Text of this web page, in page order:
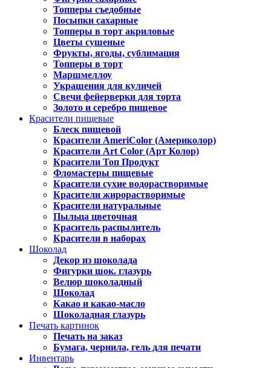
Топперы съедобные
Посыпки сахарные
Топперы в торт акриловые
Цветы сушеные
Фрукты, ягоды, сублимация
Топперы в торт
Маршмеллоу
Украшения для куличей
Свечи фейерверки для торта
Золото и серебро пищевое
Красители пищевые
Блеск пищевой
Красители AmeriColor (Америколор)
Красители Art Color (Арт Колор)
Красители Топ Продукт
Фломастеры пищевые
Красители сухие водорастворимые
Красители жирорастворимые
Красители натуральные
Пыльца цветочная
Краситель распылитель
Красители в наборах
Шоколад
Декор из шоколада
Фигурки шок. глазурь
Велюр шоколадный
Шоколад
Какао и какао-масло
Шоколадная глазурь
Печать картинок
Печать на заказ
Бумага, чернила, гель для печати
Инвентарь